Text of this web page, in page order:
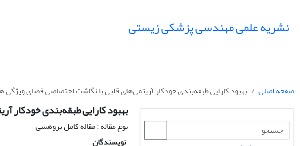
نشریه علمی مهندسی پزشکی زیستی
صفحه اصلی بهبود کارایی طبقه‌بندی خودکار آریتمی‌های قلبی با نگاشت اختصاصی فضای ویژگی
بهبود کارایی طبقه‌بندی خودکار
نوع مقاله : مقاله کامل پژوهشی
نویسندگان